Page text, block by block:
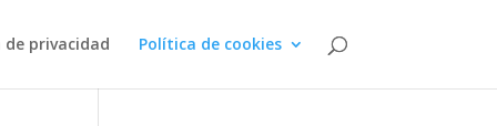
de privacidad Política de cookies